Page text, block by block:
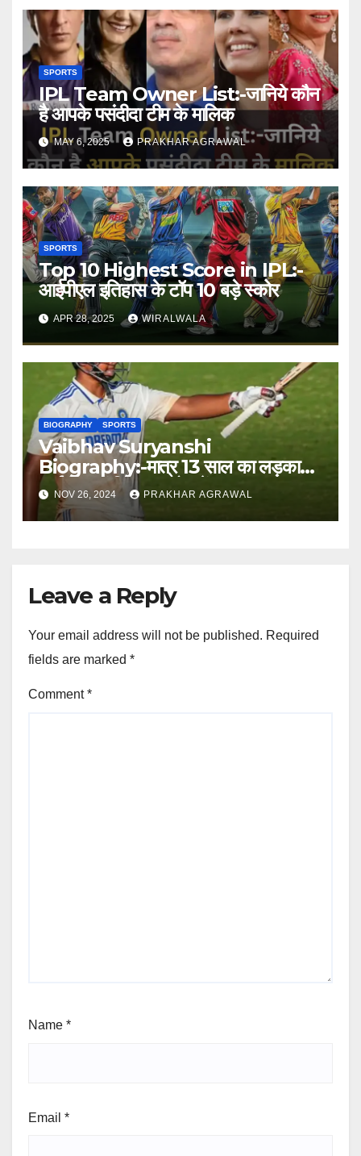
SPORTS
IPL Team Owner List:-जानिये कौन
है आपके पसंदीदा टीम के मालिक
MAY 6, 2025 PRAKHAR AGRAWAL
SPORTS
Top 10 Highest Score in IPL:-
आईपीएल इतिहास के टॉप 10 बड़े स्कोर
APR 28, 2025 WIRALWALA
BIOGRAPHY SPORTS
Vaibhav Suryanshi
Biography:-मात्र 13 साल का लड़का
आईपीएल में बिका 1 करोड़ में
NOV 26, 2024 PRAKHAR AGRAWAL
Leave a Reply
Your email address will not be published. Required
fields are marked *
Comment*
Name *
Email *